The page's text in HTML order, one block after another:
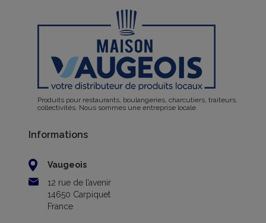
Produits pour restaurants, boulangeries, charcutiers, traiteurs,
collectivités. Nous sommes une entreprise locale.
Informations
Vaugeois
12 rue de l’avenir
14650 Carpiquet
France